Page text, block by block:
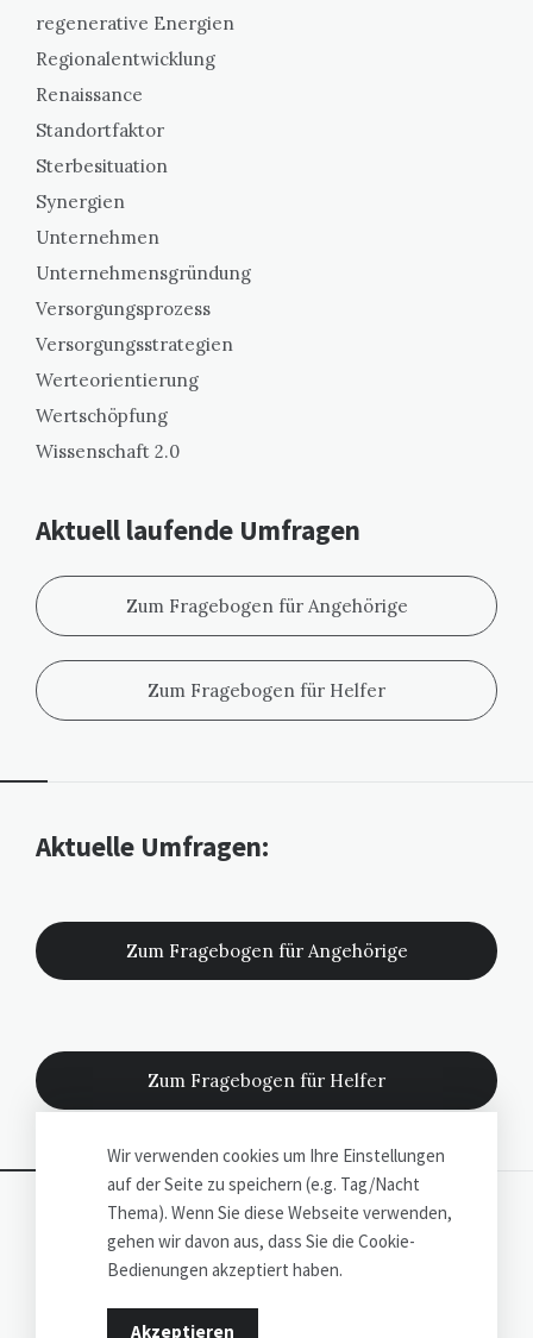
regenerative Energien
Regionalentwicklung
Renaissance
Standortfaktor
Sterbesituation
Synergien
Unternehmen
Unternehmensgründung
Versorgungsprozess
Versorgungsstrategien
Werteorientierung
Wertschöpfung
Wissenschaft 2.0
Aktuell laufende Umfragen
Zum Fragebogen für Angehörige
Zum Fragebogen für Helfer
Widgets
Aktuelle Umfragen:
Zum Fragebogen für Angehörige
Zum Fragebogen für Helfer
Wolfgang George
development:
Impressum Bibliography
Wir verwenden cookies um Ihre Einstellungen
auf der Seite zu speichern (e.g. Tag/Nacht
Thema). Wenn Sie diese Webseite verwenden,
gehen wir davon aus, dass Sie die Cookie-
Bedienungen akzeptiert haben.
Akzeptieren